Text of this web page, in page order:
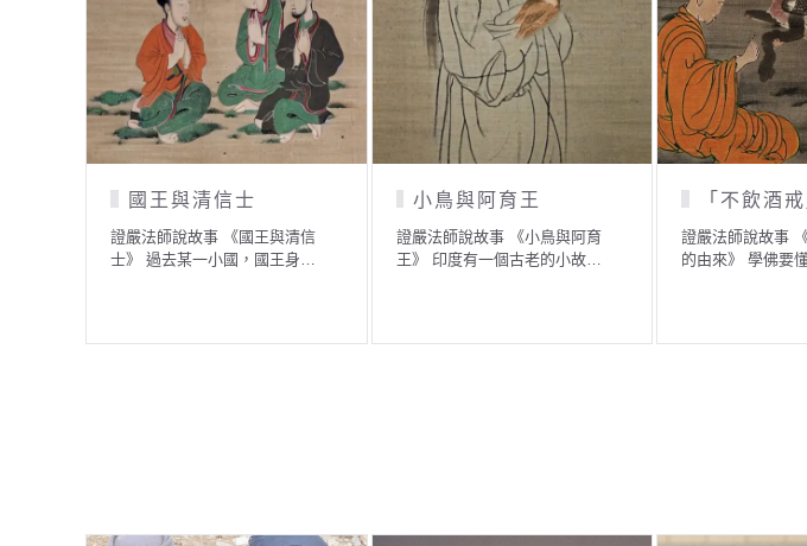
水渡河的求法者
師說故事 《涉水渡河的求
某一個時候，在一…
人人都有財產「三千
億」
證嚴法師說故事 《人人都有財產
證嚴法師說故事 《美醜在於心》
以前有一位很有名的大畫家，他…